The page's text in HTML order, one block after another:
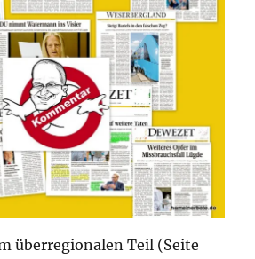
überregionalen Teil (Seite